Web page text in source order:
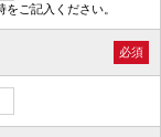
ご記入ください。
必須